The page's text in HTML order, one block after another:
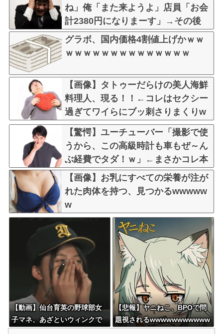
ね」俺「また来ようよ」店員「お会
計2380円になりまーす」→その後
『こう』なったんだが俺悪くないよ
グラボ、国内価格4割値上げかｗｗ
ｗｗｗｗｗｗｗｗｗｗｗｗｗｗ
【画像】タトゥーだらけの美人海鮮
料理人、現る！！←コレはセクシー
過ぎてワイらにブッ刺さりまくりw
w w w w w w w w
【驚愕】ユーチューバー「撮影で使
うから、この高級時計も車もぜ～ん
ぶ経費でタダ！ｗ」←まさかコレ本
気にしてる奴なんておらんよな？よ
な？w w w w w w w w w w w
【画像】お乳にすべての栄養が注が
れた肉体を持つ、見つかるwwwww
w
【動画】仙台育英の野球部女
子マネ、あざといウィンクで
【悲報】ヤニねこ、BPOで問
題視されるwwwwwwwwwww